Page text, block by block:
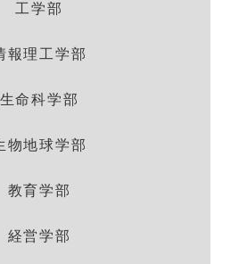
工学部
報理工学部
生命科学部
物地球学部
教育学部
経営学部